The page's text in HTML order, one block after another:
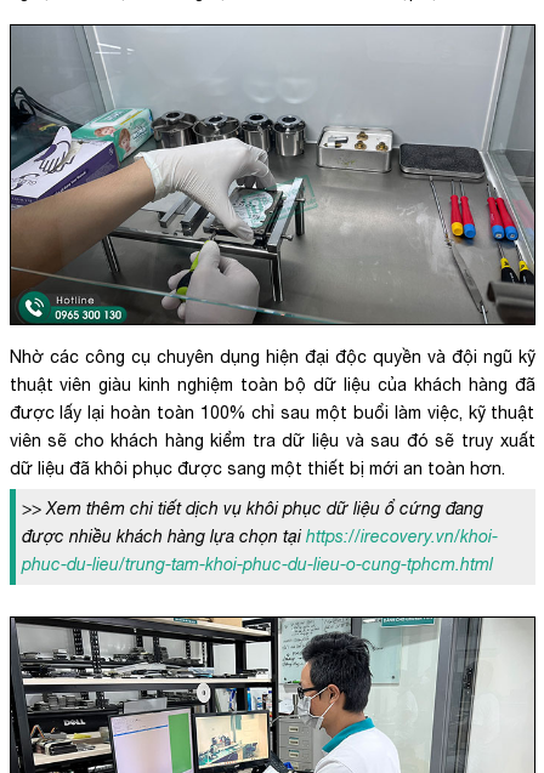
Nhờ các công cụ chuyên dụng hiện đại độc quyền và đội ngũ kỹ
thuật viên giàu kinh nghiệm toàn bộ dữ liệu của khách hàng đã
được lấy lại hoàn toàn 100% chỉ sau một buổi làm việc, kỹ thuật
viên sẽ cho khách hàng kiểm tra dữ liệu và sau đó sẽ truy xuất
dữ liệu đã khôi phục được sang một thiết bị mới an toàn hơn.
>> Xem thêm chi tiết dịch vụ khôi phục dữ liệu ổ cứng đang
được nhiều khách hàng lựa chọn tại https://irecovery.vn/khoi-
phuc-du-lieu/trung-tam-khoi-phuc-du-lieu-o-cung-tphcm.html